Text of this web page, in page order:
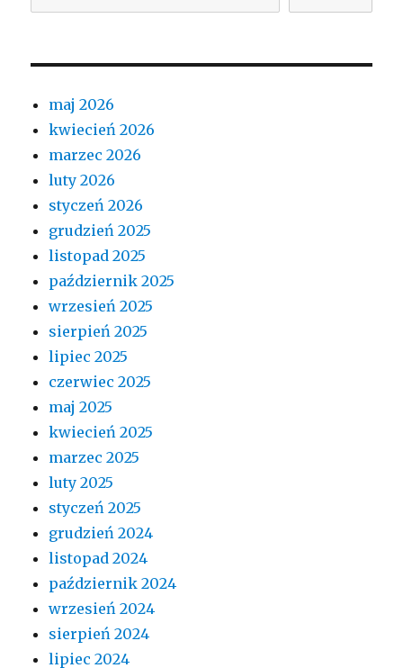
maj 2026
kwiecień 2026
marzec 2026
luty 2026
styczeń 2026
grudzień 2025
listopad 2025
październik 2025
wrzesień 2025
sierpień 2025
lipiec 2025
czerwiec 2025
maj 2025
kwiecień 2025
marzec 2025
luty 2025
styczeń 2025
grudzień 2024
listopad 2024
październik 2024
wrzesień 2024
sierpień 2024
lipiec 2024